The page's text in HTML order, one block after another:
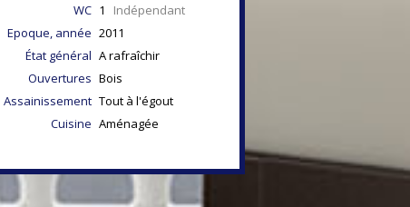
WC 1 Indépendant
Epoque, année 2011
État général A rafraîchir
Ouvertures Bois
Assainissement Tout à l'égout
Cuisine Aménagée